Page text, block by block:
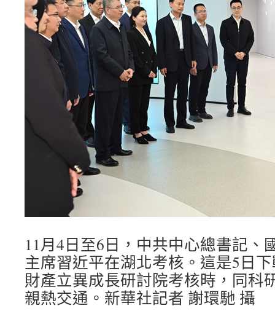
11月4日至6日，中共中心總書記、
主席習近平在湖北考核。這是5日
財產立異成長研討院考核時，同科
親熱交通。新華社記者 謝環馳 攝